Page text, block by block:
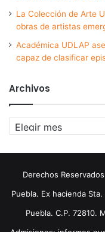
La Colección de Arte
obras de artistas
Académica UDLAP
capaz de clasificar
Archivos
Archivos
Derechos
Puebla. Ex hacienda
Puebla. C.P. 72810.